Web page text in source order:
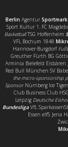
Berlin Agentur
Sport Kultur 1. FC
BasketballTSG Hoffenheim
VFL Bochum 1848
Hannover-Burgdorf
Greuther Fürth BG
Arminia Bielefeld Eisbären
Red Bull München SV
the micro-sponsorship
SponsorNürnberg Ice
Club Business Club
Leipzig Deutsche
Bundesliga VfL
Essen elf5 Jena